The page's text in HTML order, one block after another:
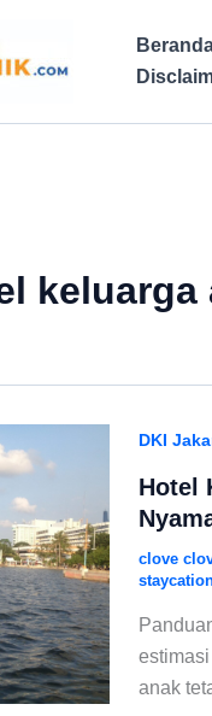
keluarga
DKI
Hotel
clove
anak